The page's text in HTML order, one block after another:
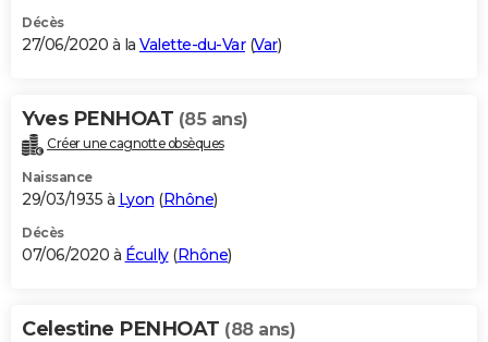
Décès
27/06/2020 à la Valette-du-Var(Var)
Yves PENHOAT (85 ans)
Créer une cagnotte obsèques
Naissance
29/03/1935 à Lyon (Rhône)
Décès
07/06/2020 à Écully(Rhône)
Celestine PENHOAT (88 ans)